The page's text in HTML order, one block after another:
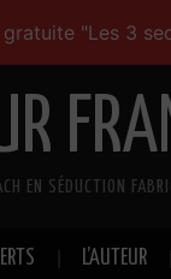
"Les 3
EN SÉDUCTION
L’AUTEUR